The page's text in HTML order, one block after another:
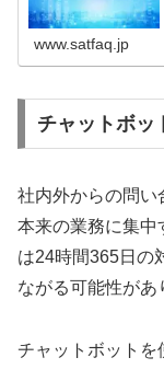
www.satfaq.jp
チャットボッ
社内外からの問い
本来の業務に集中
は24時間365日の
ながる可能性があ
チャットボットを